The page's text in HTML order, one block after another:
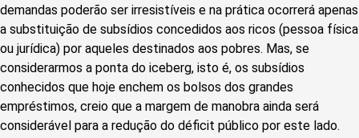
demandas poderão ser irresistíveis e na prática ocorrerá apenas
a substituição de subsídios concedidos aos ricos (pessoa física
ou jurídica) por aqueles destinados aos pobres. Mas, se
considerarmos a ponta do iceberg, isto é, os subsídios
conhecidos que hoje enchem os bolsos dos grandes
empréstimos, creio que a margem de manobra ainda será
considerável para a redução do déficit público por este lado.